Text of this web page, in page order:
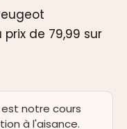
de 79,99 sur
est notre cours
à l'aisance.